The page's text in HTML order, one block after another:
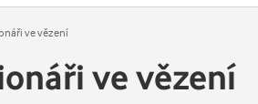
ve vězení
ve vězení